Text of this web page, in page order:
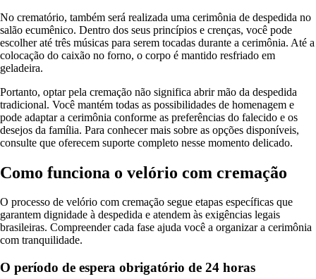
No crematório, também será realizada uma cerimônia de despedida no
salão ecumênico. Dentro dos seus princípios e crenças, você pode
escolher até três músicas para serem tocadas durante a cerimônia. Até a
colocação do caixão no forno, o corpo é mantido resfriado em
geladeira.
Portanto, optar pela cremação não significa abrir mão da despedida
tradicional. Você mantém todas as possibilidades de homenagem e
pode adaptar a cerimônia conforme as preferências do falecido e os
desejos da família. Para conhecer mais sobre as opções disponíveis,
consulte que oferecem suporte completo nesse momento delicado.
Como funciona o velório com cremação
O processo de velório com cremação segue etapas específicas que
garantem dignidade à despedida e atendem às exigências legais
brasileiras. Compreender cada fase ajuda você a organizar a cerimônia
com tranquilidade.
O período de espera obrigatório de 24 horas